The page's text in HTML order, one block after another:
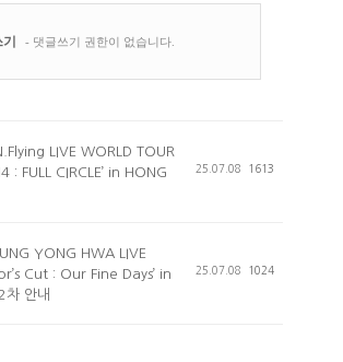
LIVE WORLD TOUR
: FULL CIRCLE’ in HONG
25.07.08 1613
YONG HWA LIVE
Cut : Our Fine Days’ in
차 안내
25.07.08 1024